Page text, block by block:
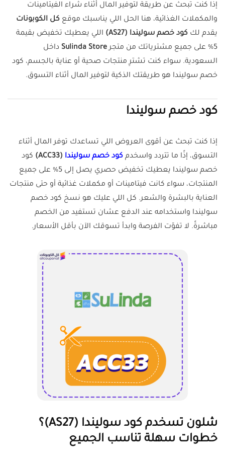
إذا كنت تبحث عن طريقة لتوفير المال أثناء شراء الفيتامينات
والمكملات الغذائية، هنا الحل اللي يناسبك موقع كل الكوبونات
يقدم لك كود خصم سوليندا (AS27)
اللي يعطيك تخفيض بقيمة
5% على جميع مشترياتك من متجر
Sulinda Store داخل
السعودية. سواء كنت تشترِ منتجات صحية أو عناية بالجسم، كود
خصم سوليندا هو طريقتك الذكية لتوفير المال أثناء التسوق.
كود خصم سوليندا
إذا كنت تبحث عن أقوى العروض اللي تساعدك توفر المال أثناء
التسوق، إذًا ما تتردد واسخدم كود خصم سوليندا (ACC33)
كود
خصم سوليندا يعطيك تخفيض حصري يصل إلى 5% على جميع
المنتجات، سواء كانت فيتامينات أو مكملات غذائية أو حتى منتجات
العناية بالبشرة والشعر. كل اللي عليك هو نسخ كود خصم
سوليندا واستخدامه عند الدفع عشان تستفيد من الخصم
مباشرةً. لا تفوّت الفرصة وابدأ تسوقك الآن بأقل الأسعار.
شلون تسخدم كود سوليندا (AS27)؟
خطوات سهلة تناسب الجميع